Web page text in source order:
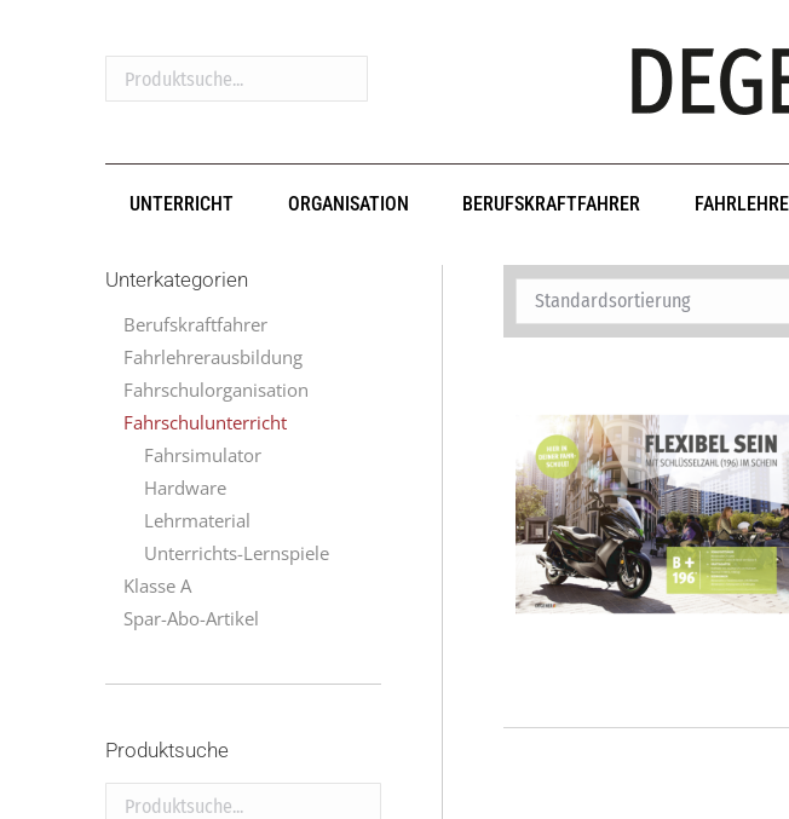
Produktsuche...
UNTERRICHT ORGANISATION BERUFSKRAFTFAHRER
Unterkategorien
Berufskraftfahrer
Fahrlehrerausbildung
Fahrschulorganisation
Fahrschulunterricht
Fahrsimulator
Hardware
Lehrmaterial
Unterrichts-Lernspiele
Klasse A
Spar-Abo-Artikel
Produktsuche
Produktsuche...